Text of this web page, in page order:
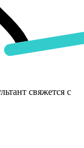
свяжется с